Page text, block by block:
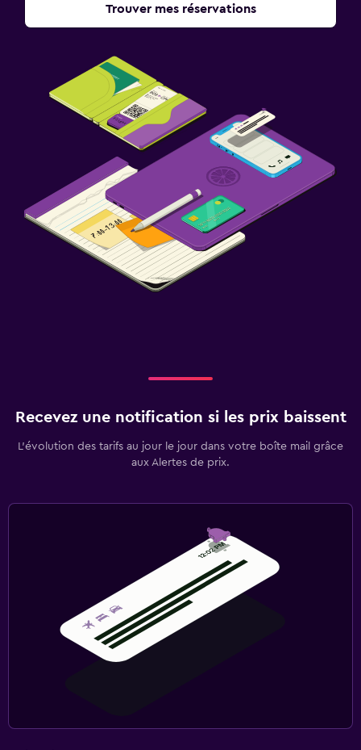
Trouver mes réservations
Recevez une notification si les prix baissent
L’évolution des tarifs au jour le jour dans votre boîte mail grâce
aux Alertes de prix.